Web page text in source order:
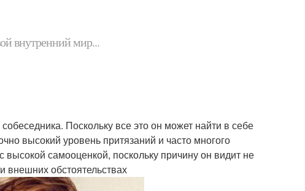
внутренний мир...
Поскольку все это он может найти в себе
высокий уровень притязаний и часто многого
высокой самооценкой, поскольку причину он видит не
внешних обстоятельствах